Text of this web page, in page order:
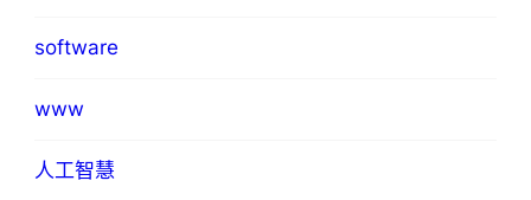
software
www
人工智慧